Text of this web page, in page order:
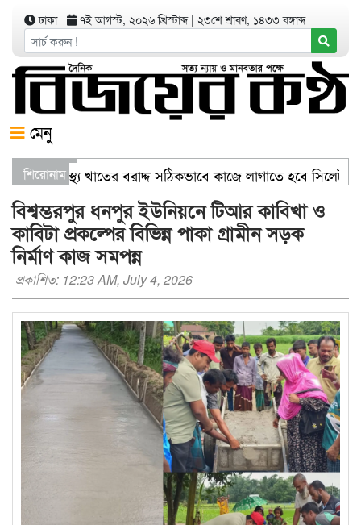
ঢাকা ৭ই আগস্ট, ২০২৬ খ্রিস্টাব্দ| ২৩শে শ্রাবণ, ১৪৩৩ বঙ্গাব্দ
মেনু
শিরোনামস্বাস্থ্য খাতের বরাদ্দ সঠিকভাবে কাজে লাগাতে হবে
যার যেখানে খালি জায়গা আছে, গাছ লাগান — আব্দুল কাইয়ুম
বিশ্বম্ভরপুর ধনপুর ইউনিয়নে টিআর কাবিখা ও
কাবিটা প্রকল্পের বিভিন্ন পাকা গ্রামীন সড়ক
নির্মাণ কাজ সমপন্ন
প্রকাশিত: 12:23 AM, July 4, 2026